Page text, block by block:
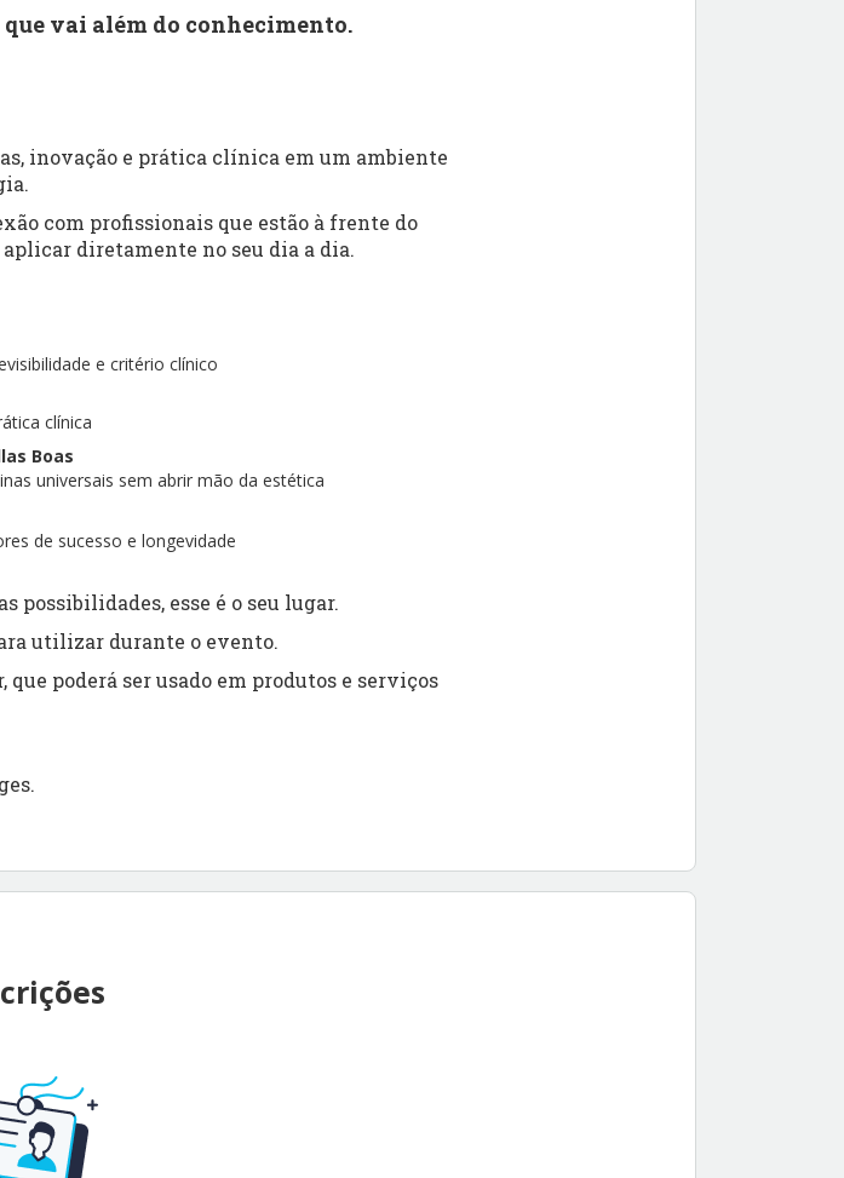
vai além do conhecimento.
inovação e prática clínica em um ambiente
com profissionais que estão à frente do
diretamente no seu dia a dia.
e critério clínico
clínica
Boas
universais sem abrir mão da estética
de sucesso e longevidade
possibilidades, esse é o seu lugar.
utilizar durante o evento.
poderá ser usado em produtos e serviços